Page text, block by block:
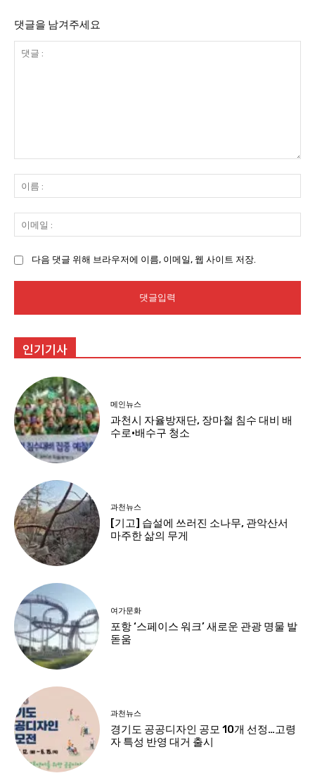
댓글을 남겨주세요
:
름
:
메
다음 댓글 위해 브라우저에 이름, 이메일, 웹 사이트 저장.
인기기사
메인뉴스
과천시 자율방재단, 장마철 침수 대비 배
수로·배수구 청소
과천뉴스
[기고] 습설에 쓰러진 소나무, 관악산서
마주한 삶의 무게
여가문화
포항 ‘스페이스 워크’ 새로운 관광 명물 발
돋움
과천뉴스
경기도 공공디자인 공모 10개 선정…고령
자 특성 반영 대거 출시